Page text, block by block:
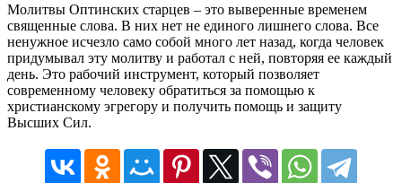
Молитвы Оптинских старцев – это выверенные временем
священные слова. В них нет не единого лишнего слова. Все
ненужное исчезло само собой много лет назад, когда человек
придумывал эту молитву и работал с ней, повторяя ее каждый
день. Это рабочий инструмент, который позволяет
современному человеку обратиться за помощью к
христианскому эгрегору и получить помощь и защиту
Высших Сил.